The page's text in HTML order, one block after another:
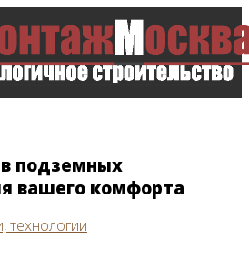
в подземных
вашего комфорта
технологии